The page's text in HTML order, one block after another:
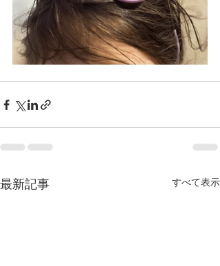
最新記事 すべて表示